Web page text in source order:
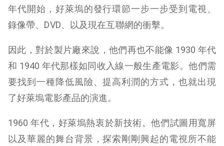
年代開始，好萊塢的發行環節一步一步受到電視、
錄像帶、DVD、以及現在互聯網的衝擊。
因此，對於製片廠來說，他們再也不能像 1930 年代
和 1940 年代那樣如同收入線一般生產電影。他們需
要找到一種降低風險、提高利潤的方式，也就出現
了好萊塢電影產品的演進。
1960 年代，好萊塢熱衷於新技術。他們試圖用寬屏
以及華麗的舞台背景，探索剛剛興起的電視所不能